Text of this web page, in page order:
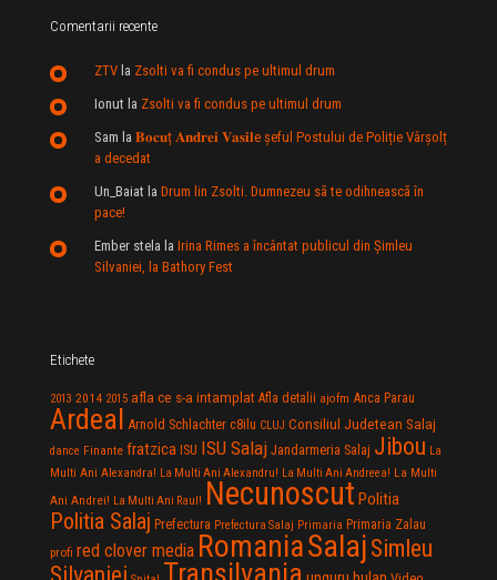
Comentarii recente
ZTV la Zsolti va fi condus pe ultimul drum
Ionut la Zsolti va fi condus pe ultimul drum
Sam la 𝐁𝐨𝐜𝐮ț 𝐀𝐧𝐝𝐫𝐞𝐢 𝐕𝐚𝐬𝐢𝐥e şeful Postului de Poliție Vârșolț
a decedat
Un_Baiat la Drum lin Zsolti. Dumnezeu sã te odihneascã în
pace!
Ember stela la Irina Rimes a încântat publicul din Şimleu
Silvaniei, la Bathory Fest
Etichete
2013 2014 2015 afla ce s-a intamplat Afla detalii ajofm Anca Parau
Ardeal Arnold Schlachter c8ilu CLUJ Consiliul Judetean Salaj
dance Finante fratzica ISU ISU Salaj Jandarmeria Salaj Jibou La
Multi Ani Alexandra! La Multi Ani Alexandru! La Multi Ani Andreea! La Multi
Ani Andrei! La Multi Ani Raul! Necunoscut Politia
Politia Salaj Prefectura Prefectura Salaj Primaria Primaria Zalau
profi red clover media RomaniaSalaj Simleu